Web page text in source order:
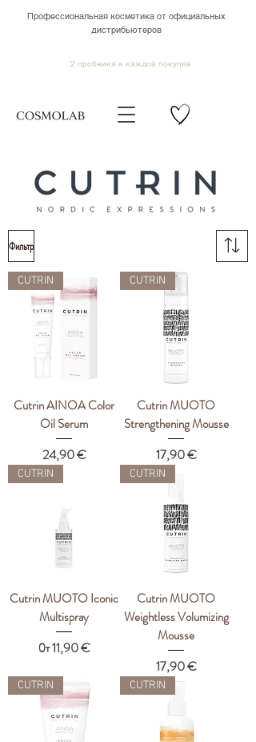
Профессиональная косметика от официальных
дистрибьютеров
2 пробника к каждой покупке
Фильтр
CUTRIN
Cutrin AINOA Color
Oil Serum
Цена
24,90 €
CUTRIN
Cutrin MUOTO
Strengthening Mousse
Цена
17,90 €
CUTRIN
Cutrin MUOTO Iconic
Multispray
От11,90 €
Цена со скидкой
CUTRIN
Cutrin MUOTO
Weightless Volumizing
Mousse
Цена
17,90 €
CUTRIN CUTRIN